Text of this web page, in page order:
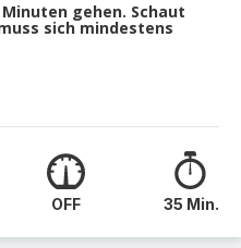
gehen. Schaut
sich mindestens
OFF 35 Min.